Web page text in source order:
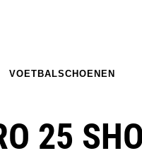
VOETBALSCHOENEN
25